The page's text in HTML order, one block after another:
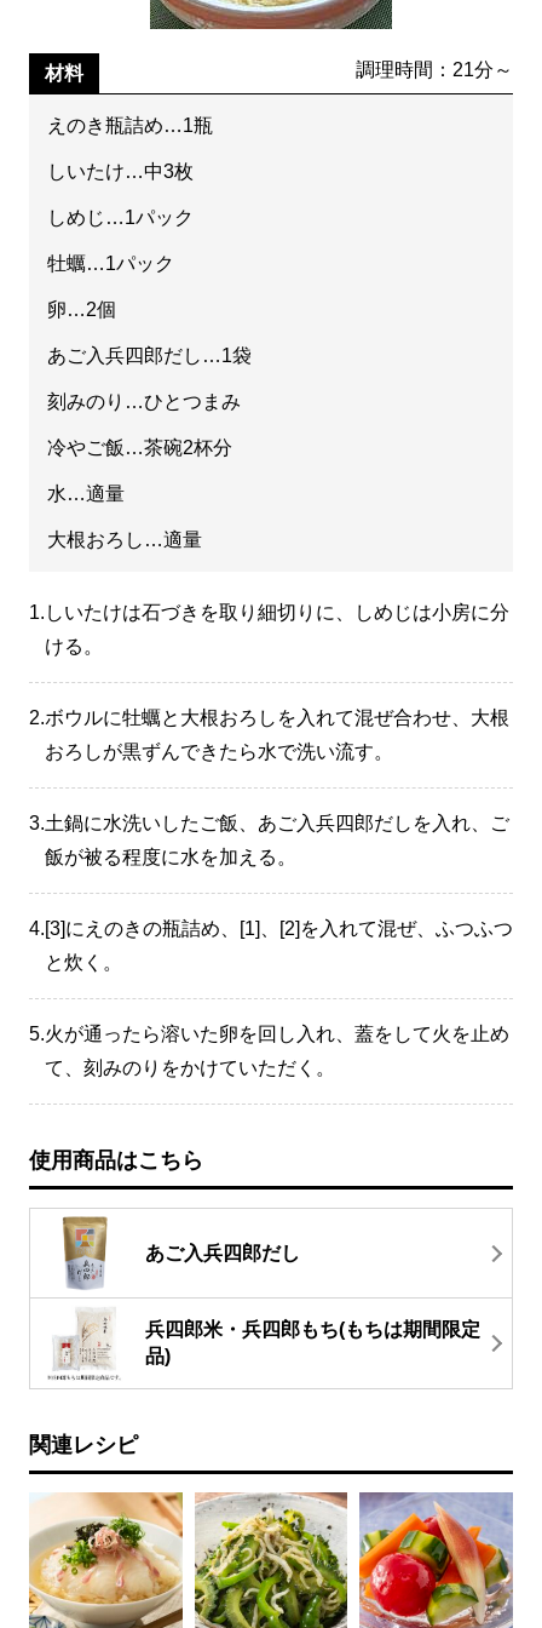
材料 調理時間：21分～
えのき瓶詰め…1瓶
しいたけ…中3枚
しめじ…1パック
牡蠣…1パック
卵…2個
あご入兵四郎だし…1袋
刻みのり…ひとつまみ
冷やご飯…茶碗2杯分
水…適量
大根おろし…適量
1. しいたけは石づきを取り細切りに、しめじは小房に分
ける。
2.ボウルに牡蠣と大根おろしを入れて混ぜ合わせ、大根
おろしが黒ずんできたら水で洗い流す。
3.土鍋に水洗いしたご飯、あご入兵四郎だしを入れ、ご
飯が被る程度に水を加える。
4.[3]にえのきの瓶詰め、[1]、[2]を入れて混ぜ、ふつふつ
と炊く。
5.火が通ったら溶いた卵を回し入れ、蓋をして火を止め
て、刻みのりをかけていただく。
使用商品はこちら
あご入兵四郎だし
兵四郎米・兵四郎もち(もちは期間限定
品)
関連レシピ